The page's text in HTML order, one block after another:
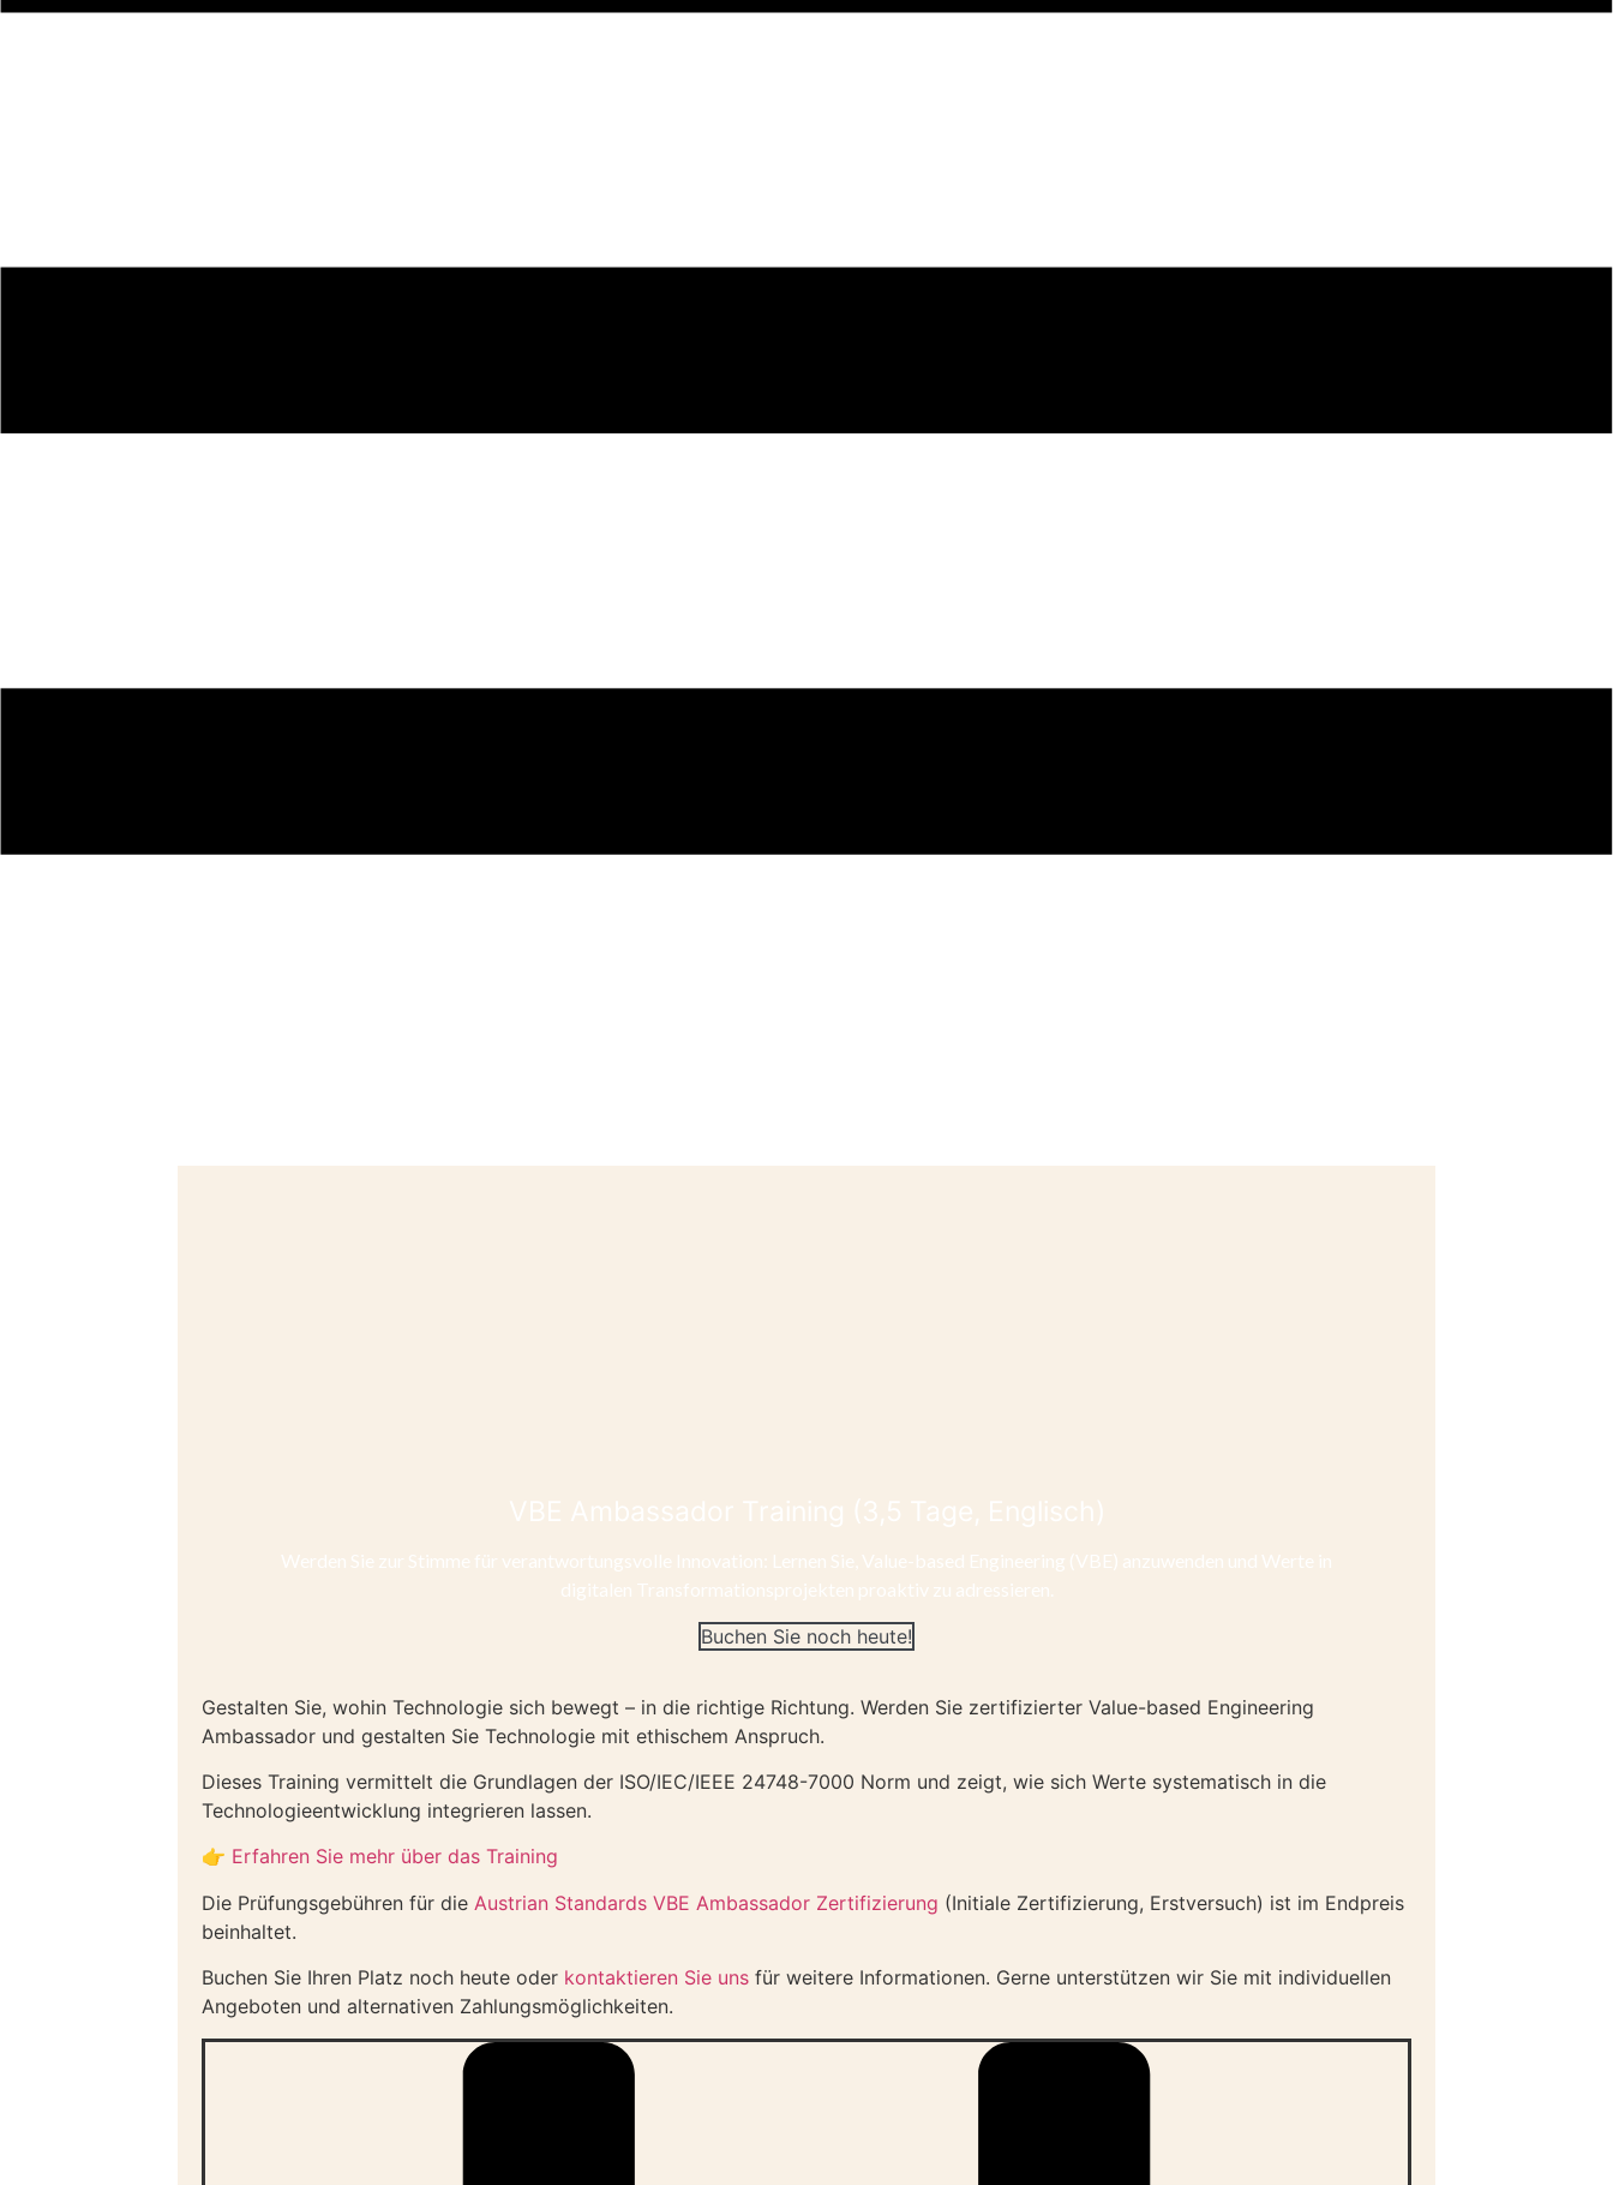
VBE Ambassador Training (3,5 Tage, Englisch)
Werden Sie zur Stimme für verantwortungsvolle Innovation: Lernen Sie, Value-based Engineering (VBE) anzuwenden und Werte in
digitalen Transformationsprojekten proaktiv zu adressieren.
Buchen Sie noch heute!
Gestalten Sie, wohin Technologie sich bewegt – in die richtige Richtung. Werden Sie zertifizierter Value-based Engineering
Ambassador und gestalten Sie Technologie mit ethischem Anspruch.
Dieses Training vermittelt die Grundlagen der ISO/IEC/IEEE 24748-7000 Norm und zeigt, wie sich Werte systematisch in die
Technologieentwicklung integrieren lassen.
👉 Erfahren Sie mehr über das Training
Die Prüfungsgebühren für die Austrian Standards VBE Ambassador Zertifizierung (Initiale Zertifizierung, Erstversuch) ist im Endpreis
beinhaltet.
Buchen Sie Ihren Platz noch heute oder kontaktieren Sie uns für weitere Informationen. Gerne unterstützen wir Sie mit individuellen
Angeboten und alternativen Zahlungsmöglichkeiten.